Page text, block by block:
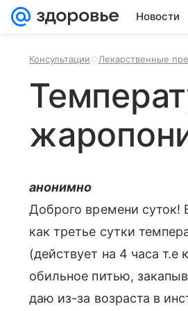
Новости
Консультации Лекарственные
анонимно
Доброго времени суток!
как третье сутки
(действует на 4 часа
обильное питью,
даю из-за возраста в